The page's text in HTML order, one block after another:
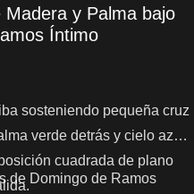
y Palma bajo
Íntimo
sosteniendo pequeña cruz
verde detrás y cielo azul
cuadrada de plano
de Domingo de Ramos